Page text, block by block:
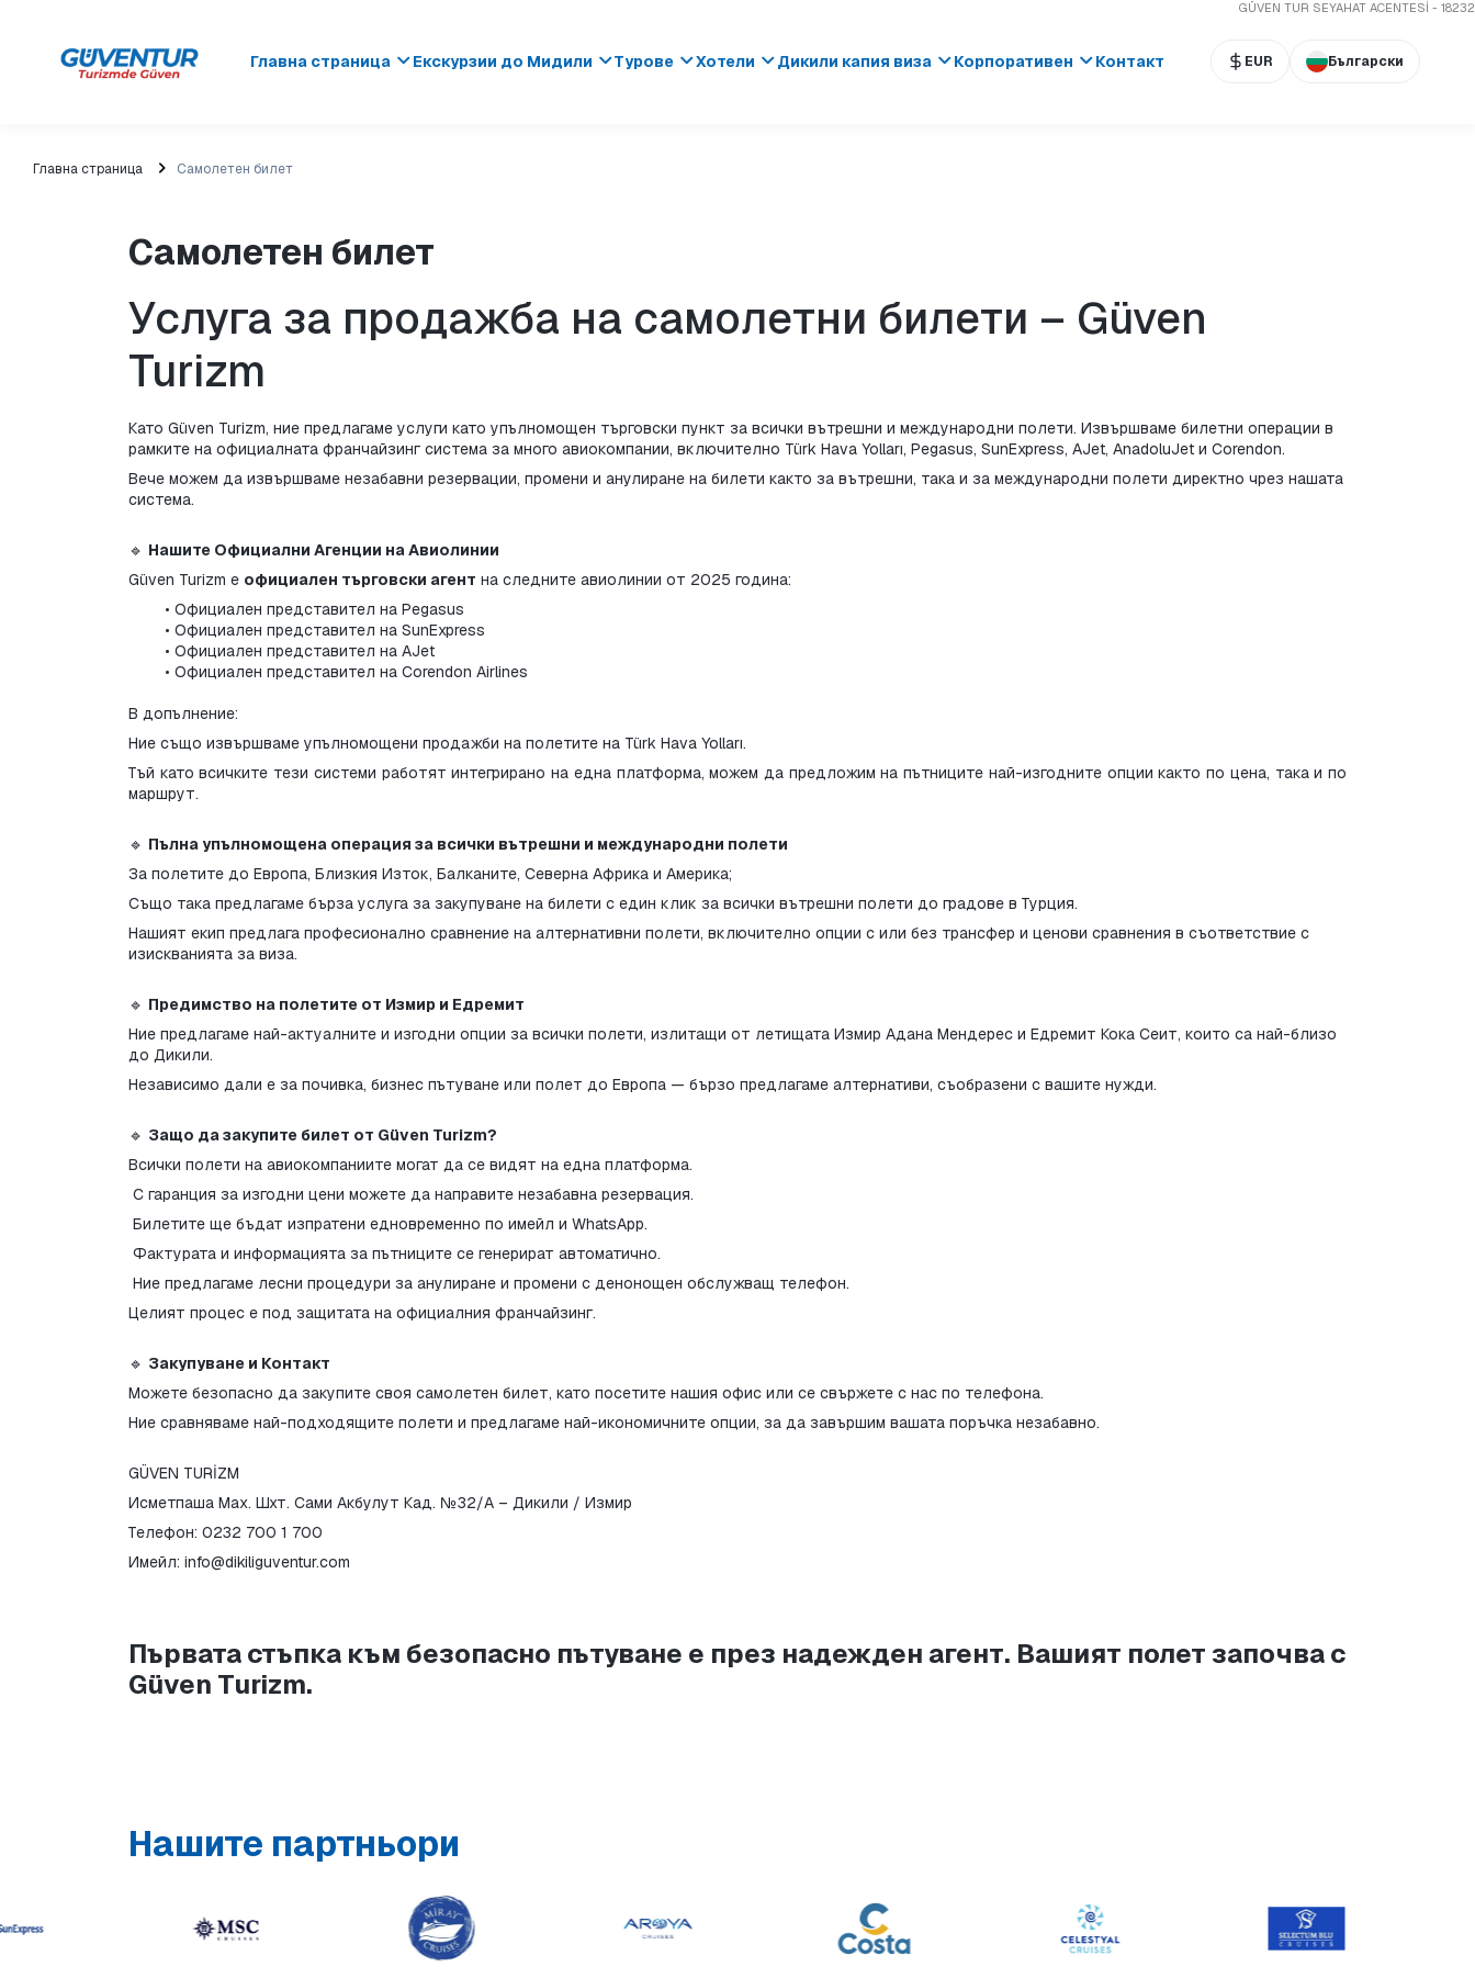
GÜVEN TUR SEYAHAT ACENTESİ - 18232
Главна страница Екскурзии до Мидили Турове Хотели Дикили капия виза Корпоративен Контакт EUR Български
Главна страница Самолетен билет
Самолетен билет
Услуга за продажба на самолетни билети – Güven
Turizm
Като Güven Turizm, ние предлагаме услуги като упълномощен търговски пункт за всички вътрешни и международни полети. Извършваме билетни операции в
рамките на официалната франчайзинг система за много авиокомпании, включително Türk Hava Yolları, Pegasus, SunExpress, AJet, AnadoluJet и Corendon.
Вече можем да извършваме незабавни резервации, промени и анулиране на билети както за вътрешни, така и за международни полети директно чрез нашата
система.
🔹 Нашите Официални Агенции на Авиолинии
Güven Turizm е официален търговски агент на следните авиолинии от 2025 година:
Официален представител на Pegasus
Официален представител на SunExpress
Официален представител на AJet
Официален представител на Corendon Airlines
В допълнение:
Ние също извършваме упълномощени продажби на полетите на Türk Hava Yolları.
Тъй като всичките тези системи работят интегрирано на една платформа, можем да предложим на пътниците най-изгодните опции както по цена, така и по
маршрут.
🔹 Пълна упълномощена операция за всички вътрешни и международни полети
За полетите до Европа, Близкия Изток, Балканите, Северна Африка и Америка;
Също така предлагаме бърза услуга за закупуване на билети с един клик за всички вътрешни полети до градове в Турция.
Нашият екип предлага професионално сравнение на алтернативни полети, включително опции с или без трансфер и ценови сравнения в съответствие с
изискванията за виза.
🔹 Предимство на полетите от Измир и Едремит
Ние предлагаме най-актуалните и изгодни опции за всички полети, излитащи от летищата Измир Адана Мендерес и Едремит Кока Сеит, които са най-близо
до Дикили.
Независимо дали е за почивка, бизнес пътуване или полет до Европа — бързо предлагаме алтернативи, съобразени с вашите нужди.
🔹 Защо да закупите билет от Güven Turizm?
Всички полети на авиокомпаниите могат да се видят на една платформа.
С гаранция за изгодни цени можете да направите незабавна резервация.
Билетите ще бъдат изпратени едновременно по имейл и WhatsApp.
Фактурата и информацията за пътниците се генерират автоматично.
Ние предлагаме лесни процедури за анулиране и промени с денонощен обслужващ телефон.
Целият процес е под защитата на официалния франчайзинг.
🔹 Закупуване и Контакт
Можете безопасно да закупите своя самолетен билет, като посетите нашия офис или се свържете с нас по телефона.
Ние сравняваме най-подходящите полети и предлагаме най-икономичните опции, за да завършим вашата поръчка незабавно.
GÜVEN TURİZM
Исметпаша Мах. Шхт. Сами Акбулут Кад. №32/A – Дикили / Измир
Телефон: 0232 700 1 700
Имейл: info@dikiliguventur.com
Първата стъпка към безопасно пътуване е през надежден агент. Вашият полет започва с
Güven Turizm.
Нашите партньори